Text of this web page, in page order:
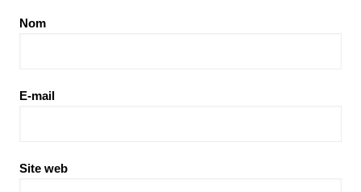
Nom
E-mail
Site web